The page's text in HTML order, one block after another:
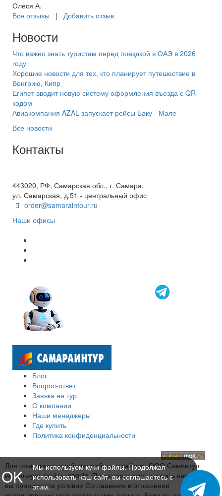
Олеся А.
Все отзывы | Добавить отзыв
Новости
Что важно знать туристам перед поездкой в ОАЭ в 2026
году
Хорошие новости для тех, кто планирует путешествие в
Венгрию, Кипр
Египет вводит новую систему оформления въезда с QR-
кодом
Авиакомпания AZAL запускает рейсы Баку - Мале
Все новости
Контакты
443020, РФ, Самарская обл., г. Самара,
ул. Самарская, д.51 - центральный офис
order@samaraintour.ru
Наши офисы
Блог
Вопрос-ответ
Заявка на тур
О компании
Наши менеджеры
Где купить
Политика конфиденциальности
Для повышения удобства работы с сайтом, ООО Саминтур
использует файлы cookie. Продолжая использовать наш сайт,
вы принимаете условия Соглашения в отношении
OK
Мы используем куки-файлы. Продолжая
использовать наш сайт, вы соглашаетесь с
этим.